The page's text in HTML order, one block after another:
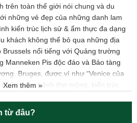
trên toàn thế giới nói chung và du
những vẻ đẹp của những danh lam
kiến trúc lịch sử & ẩm thực đa dạng
khách không thể bỏ qua những địa
nổi tiếng với Quảng trường
Manneken Pis độc đáo và Bảo tàng
Bruges, được ví như “Venice của
con kênh thơ mộng, kiến trúc
lịch sử và không khí hiện đại, với Nhà
ấn tượng. Antwerp, trung
Xem thêm »
từ đâu?